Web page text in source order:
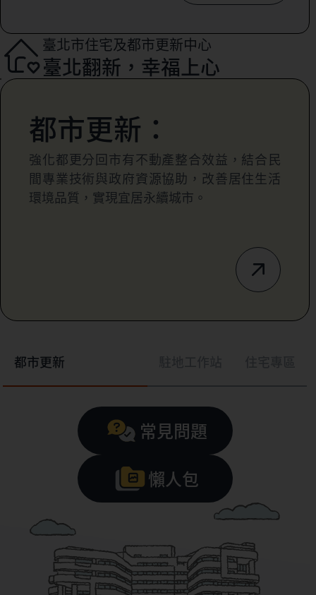
臺北市住宅及都市更新中心
臺北翻新，幸福上心
都市更新
都市更新：
強化都更分回市有不動產整合效益，結合民
間專業技術與政府資源協助，改善居住生活
環境品質，實現宜居永續城市。
常見問題
懶人包